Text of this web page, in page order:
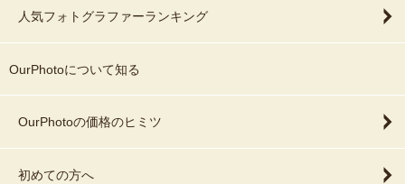
以下6点をご記載の上お問合せください。
撮影希望日：
撮影場所：
撮影内容：
人気フォトグラファーランキング
OurPhotoについて知る
OurPhotoの価格のヒミツ
初めての方へ